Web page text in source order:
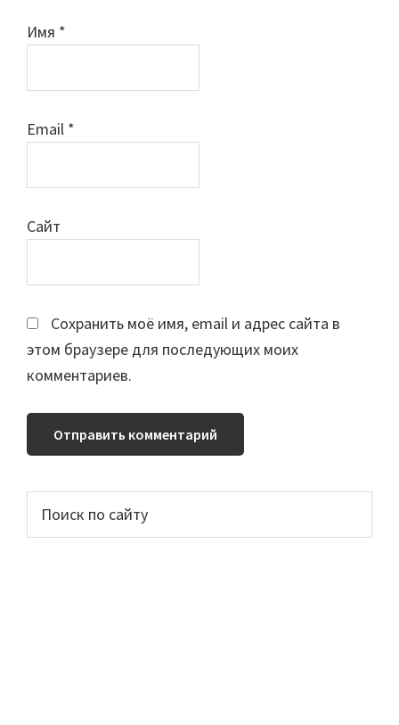
Имя *
Email *
Сайт
Сохранить моё имя, email и адрес сайта в
этом браузере для последующих моих
комментариев.
Основной
сайдбар